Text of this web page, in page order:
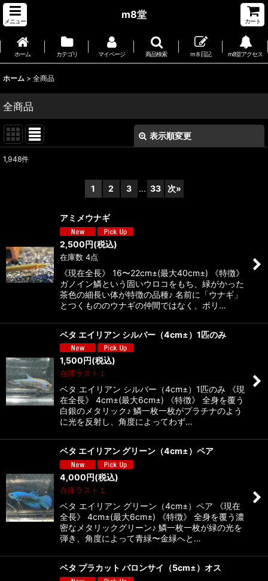
メニュー
m8堂
カート
ホーム カテゴリ マイページ 商品検索 m８日記 m8堂アクセス
ホーム > 全商品
全商品
表示順変更
絞り込む
1,948件
1 2 3 ... 33 次»
アミメウナギ
2,500円(税込)
在庫数 4点
《現在全長》 16〜22cm±(最大40cm±) 《特徴》
ガノイン鱗という固いウロコをもち、緑がかった
茶色の細長い体が特徴の品種♪ 名前に「ウナギ」
とつくもののウナギの仲間ではなく、ポリ…
ベタ エイリアン シルバー（4cm±）1匹のみ
1,500円(税込)
在庫ラスト１
ベタ エイリアン シルバー（4cm±）1匹のみ 《現
在全長》 4cm±(最大6cm±) 《特徴》 全身を覆う
白銀のメタリック♪ 鱗一枚一枚がプラチナのよう
に光を反射し、角度によってわず…
ベタ エイリアン グリーン（4cm±）ペア
4,000円(税込)
在庫ラスト１
ベタ エイリアン グリーン（4cm±）ペア 《現在
全長》 4cm±(最大6cm±) 《特徴》 全身を覆う濃
密なメタリックグリーン♪ 鱗一枚一枚が緑の光を
弾き、角度によって青緑〜金緑へと…
ベタ プラカット バロンサイ（5cm±）オス